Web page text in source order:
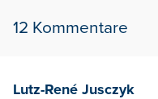
12 Kommentare
Lutz-René Jusczyk